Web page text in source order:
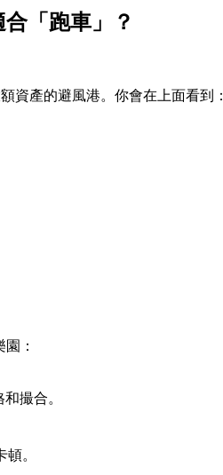
「跑車」？
資產的避風港。你會在上面看到：
：
撮合。
。